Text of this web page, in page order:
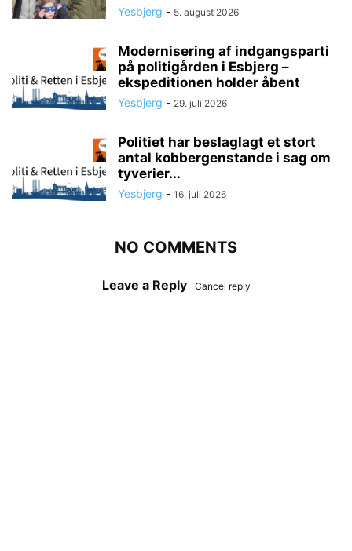
Yesbjerg - 5. august 2026
Modernisering af indgangsparti
på politigården i Esbjerg –
ekspeditionen holder åbent
Yesbjerg - 29. juli 2026
Politiet har beslaglagt et stort
antal kobbergenstande i sag om
tyverier...
Yesbjerg - 16. juli 2026
NO COMMENTS
Leave a Reply Cancel reply